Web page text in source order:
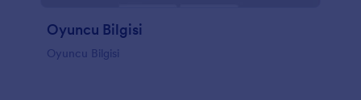
Oyuncu Bilgisi
Oyuncu Bilgisi